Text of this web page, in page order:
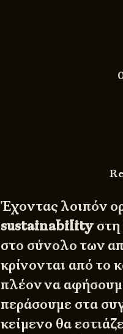
Έχοντας λοιπόν
sustainability
στο σύνολο των
κρίνονται από το
πλέον να
περάσουμε στα
κείμενο θα